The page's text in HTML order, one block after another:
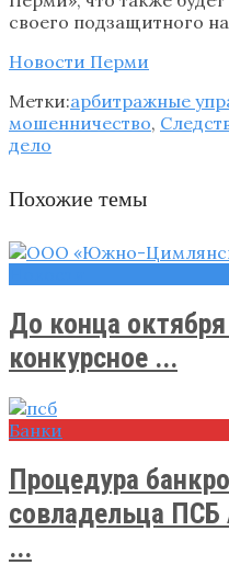
своего подзащитного
Новости Перми
Метки:арбитражные
мошенничество,
дело
Похожие темы
До конца
конкурсное ...
Банки
Процедура
совладельца ПСБ
...